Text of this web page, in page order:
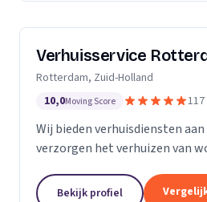
Verhuisservice
Rotterdam, Zuid-Holland
10,0Moving Score
Wij bieden verhuisdiensten
verzorgen het verhuizen van
Bekijk profiel